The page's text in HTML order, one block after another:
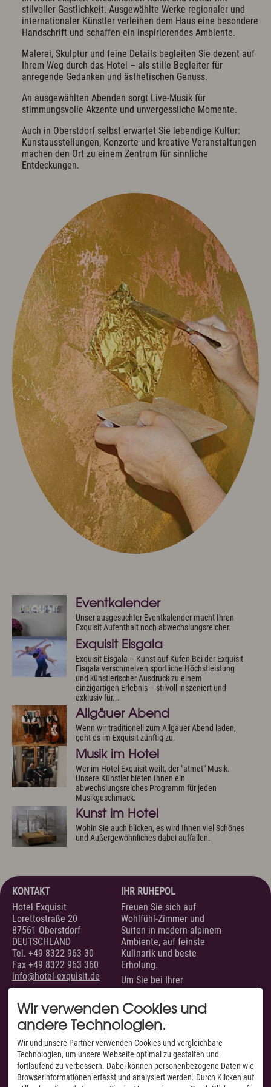
Exquisit Business - Tagen & Feiern
Kulinarik & Genuss
Frühstück im Hotel
Mittag & mehr
Kulinarischer Abend
Bar & Weinkeller
Events
Wellness & Spa
Spa Anwendungen
Ruheoasen
Exquisit Garten
Sport & Aktiv
Golf mit Ausblick
Aktivprogramm inklusive
Fahrradverleih
Tennis
Indoor Fitness
Exquisit Bergwanderwochen 2026
Wintersport
Kunst & Kultur
Eventkalender
Exquisit Eisgala
Allgäuer Abend
Musik im Hotel
Kunst im Hotel
Info & Service
Exquisit Produkte
Oberstdorf im Allgäu
Sommer Aktiv
Winter Aktiv
Sehenswertes
Kultur & Tradition
Oberstdorf in Bewegtbildern
Webcams & Wetterbericht
Newsletter & Downloads Wissenswertes & AGB
Presse
Anreise
English
Kontakt E-Mail Tel.: 08322 963 30
stilvoller Gastlichkeit. Ausgewählte Werke regionaler und
internationaler Künstler verleihen dem Haus eine besondere
Handschrift und schaffen ein inspirierendes Ambiente.
Malerei, Skulptur und feine Details begleiten Sie dezent auf
Ihrem Weg durch das Hotel – als stille Begleiter für
anregende Gedanken und ästhetischen Genuss.
An ausgewählten Abenden sorgt Live-Musik für
stimmungsvolle Akzente und unvergessliche Momente.
Auch in Oberstdorf selbst erwartet Sie lebendige Kultur:
Kunstausstellungen, Konzerte und kreative Veranstaltungen
machen den Ort zu einem Zentrum für sinnliche
Entdeckungen.
Eventkalender
Unser ausgesuchter Eventkalender macht Ihren
Exquisit Aufenthalt noch abwechslungsreicher.
Exquisit Eisgala
Exquisit Eisgala – Kunst auf Kufen Bei der Exquisit
Eisgala verschmelzen sportliche Höchstleistung
und künstlerischer Ausdruck zu einem
einzigartigen Erlebnis – stilvoll inszeniert und
exklusiv für...
Allgäuer Abend
Wenn wir traditionell zum Allgäuer Abend laden,
geht es im Exquisit zünftig zu.
Musik im Hotel
Wer im Hotel Exquisit weilt, der "atmet" Musik.
Unsere Künstler bieten Ihnen ein
abwechslungsreiches Programm für jeden
Musikgeschmack.
Kunst im Hotel
Wohin Sie auch blicken, es wird Ihnen viel Schönes
und Außergewöhnliches dabei auffallen.
KONTAKT
Hotel Exquisit
Lorettostraße 20
87561 Oberstdorf
DEUTSCHLAND
Tel. +49 8322 963 30
Fax +49 8322 963 360
info@hotel-exquisit.de
IHR RUHEPOL
Freuen Sie sich auf
Wohlfühl-Zimmer und
Suiten in modern-alpinem
Ambiente, auf feinste
Kulinarik und beste
Erholung.
Um Sie bei Ihrer
Urlaubsplanung zu
unterstützen, sind wir
täglich von 07.00 bis 22.00
Uhr für Sie erreichbar.
SERVICE
Unsere Zimmer &
Suiten
AUSGEZEICHNET VON
Wir verwenden Cookies und
andere Technologien.
Wir und unsere Partner verwenden Cookies und vergleichbare
Technologien, um unsere Webseite optimal zu gestalten und
fortlaufend zu verbessern. Dabei können personenbezogene Daten wie
Browserinformationen erfasst und analysiert werden. Durch Klicken auf